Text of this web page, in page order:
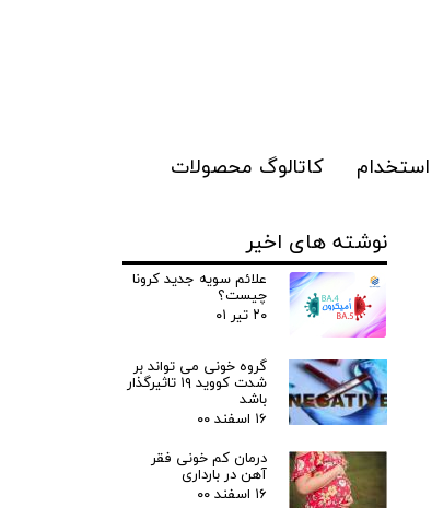
استخدام کاتالوگ محصولات
نوشته های اخیر
علائم سویه جدید کرونا
چیست؟
۲۰ تیر ۰۱
گروه خونی می تواند بر
شدت کووید ۱۹ تاثیرگذار
باشد
۱۶ اسفند ۰۰
درمان کم خونی فقر
آهن در بارداری
۱۶ اسفند ۰۰